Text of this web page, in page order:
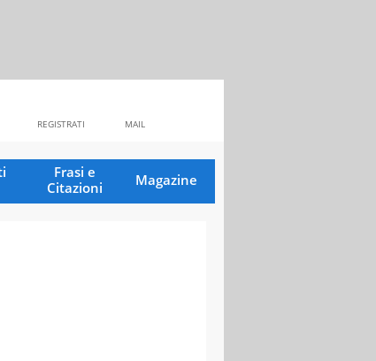
MAIL
REGISTRATI
Frasi e
Citazioni
Magazine